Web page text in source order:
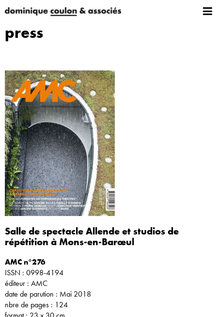
press
Salle de spectacle Allende et studios de
répétition à Mons-en-Barœul
AMC n°276
ISSN : 0998-4194
éditeur : AMC
date de parution : Mai 2018
nbre de pages : 124